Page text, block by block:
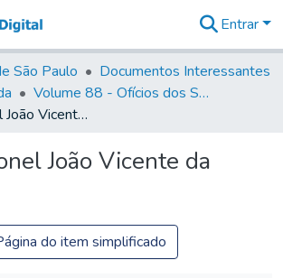
&
Coleções
Tudo na
Biblioteca
Estatísticas
Entrar
São Paulo
Documentos Interessantes
Volume 88 - Ofícios dos Senhores Governadores Interinos da Capitania de São Paulo (1817- 1819)
Para o Coronel João Vicente da Fonseca.
João Vicente da
do item simplificado